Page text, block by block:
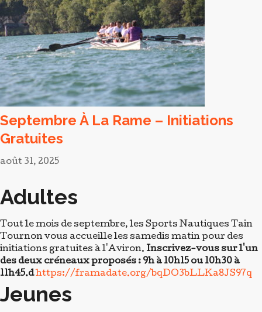
Adultes
Tout le mois de septembre, les Sports Nautiques Tain
Tournon vous accueille les samedis matin pour des
initiations gratuites à l'Aviron.Inscrivez-vous sur l'un
des deux créneaux proposés : 9h à 10h15 ou 10h30 à
11h45.dhttps://framadate.org/bqDO3bLLKa8JS97q
Jeunes
samedis à 13h45.